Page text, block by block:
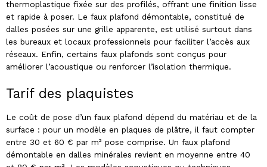
thermoplastique fixée sur des profilés, offrant une finition lisse
et rapide à poser. Le faux plafond démontable, constitué de
dalles posées sur une grille apparente, est utilisé surtout dans
les bureaux et locaux professionnels pour faciliter l’accès aux
réseaux. Enfin, certains faux plafonds sont conçus pour
améliorer l’acoustique ou renforcer l’isolation thermique.
Tarif des plaquistes
Le coût de pose d’un faux plafond dépend du matériau et de la
surface : pour un modèle en plaques de plâtre, il faut compter
entre 30 et 60 € par m² pose comprise. Un faux plafond
démontable en dalles minérales revient en moyenne entre 40